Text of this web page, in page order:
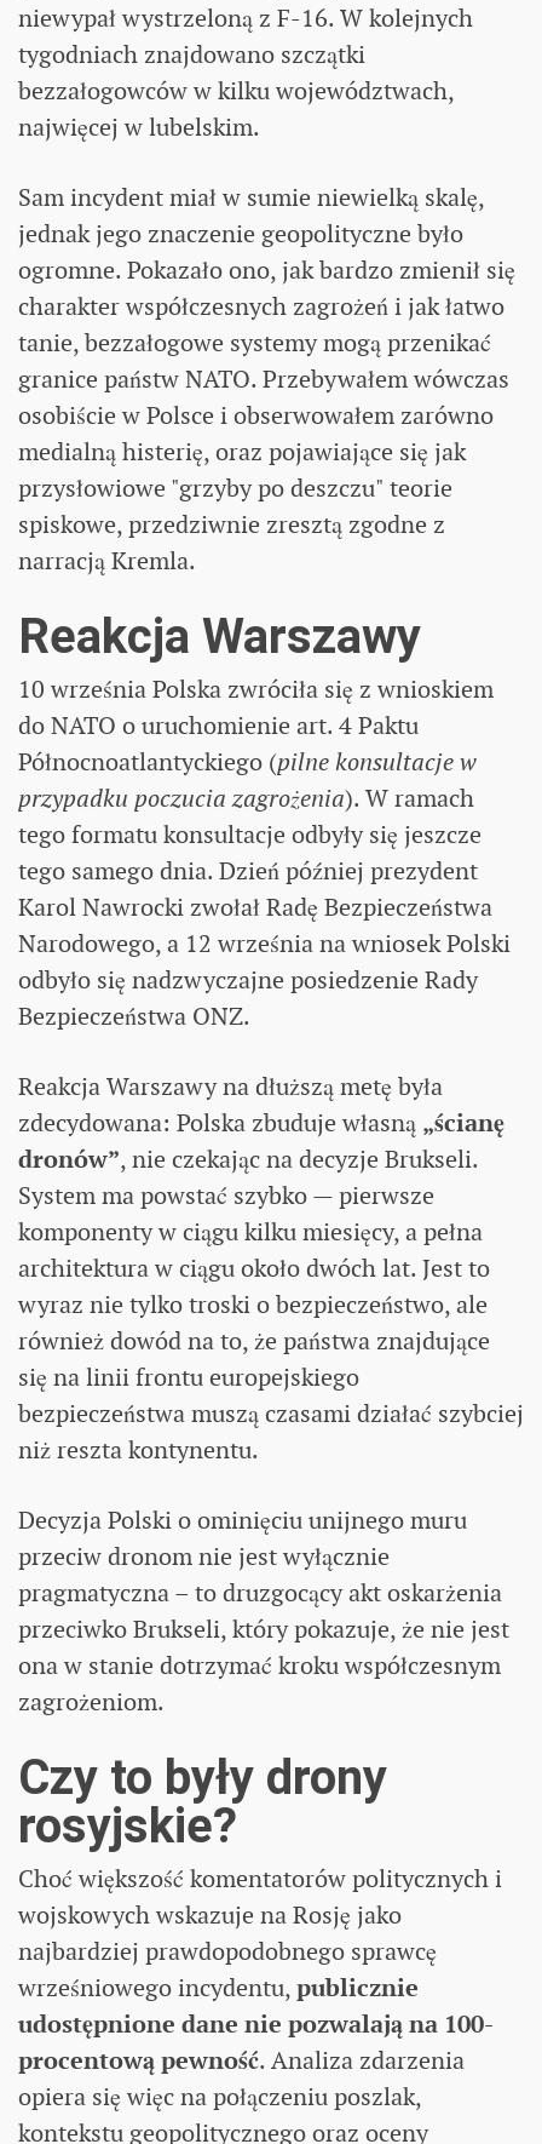
niewypał wystrzeloną z F-16. W kolejnych
tygodniach znajdowano szczątki
bezzałogowców w kilku województwach,
najwięcej w lubelskim.
Sam incydent miał w sumie niewielką skalę,
jednak jego znaczenie geopolityczne było
ogromne. Pokazało ono, jak bardzo zmienił się
charakter współczesnych zagrożeń i jak łatwo
tanie, bezzałogowe systemy mogą przenikać
granice państw NATO. Przebywałem wówczas
osobiście w Polsce i obserwowałem zarówno
medialną histerię, oraz pojawiające się jak
przysłowiowe "grzyby po deszczu" teorie
spiskowe, przedziwnie zresztą zgodne z
narracją Kremla.
Reakcja Warszawy
10 września Polska zwróciła się z wnioskiem
do NATO o uruchomienie art. 4 Paktu
Północnoatlantyckiego (pilne konsultacje w
przypadku poczucia zagrożenia). W ramach
tego formatu konsultacje odbyły się jeszcze
tego samego dnia. Dzień później prezydent
Karol Nawrocki zwołał Radę Bezpieczeństwa
Narodowego, a 12 września na wniosek Polski
odbyło się nadzwyczajne posiedzenie Rady
Bezpieczeństwa ONZ.
Reakcja Warszawy na dłuższą metę była
zdecydowana: Polska zbuduje własną „ścianę
dronów”, nie czekając na decyzje Brukseli.
System ma powstać szybko — pierwsze
komponenty w ciągu kilku miesięcy, a pełna
architektura w ciągu około dwóch lat. Jest to
wyraz nie tylko troski o bezpieczeństwo, ale
również dowód na to, że państwa znajdujące
się na linii frontu europejskiego
bezpieczeństwa muszą czasami działać szybciej
niż reszta kontynentu.
Decyzja Polski o ominięciu unijnego muru
przeciw dronom nie jest wyłącznie
pragmatyczna – to druzgocący akt oskarżenia
przeciwko Brukseli, który pokazuje, że nie jest
ona w stanie dotrzymać kroku współczesnym
zagrożeniom.
Czy to były drony
rosyjskie?
Choć większość komentatorów politycznych i
wojskowych wskazuje na Rosję jako
najbardziej prawdopodobnego sprawcę
wrześniowego incydentu,publicznie
udostępnione dane nie pozwalają na 100-
procentową pewność. Analiza zdarzenia
opiera się więc na połączeniu poszlak,
kontekstu geopolitycznego oraz oceny